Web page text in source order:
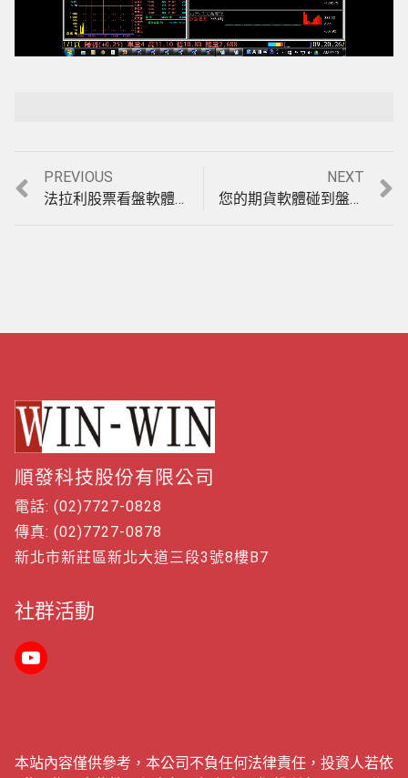
Loaded:
7.89%
Playback RateUnmute
文
PREVIOUS
Previous
post:
法拉利股票看盤軟體，台指期波段決策指標【富豪期指】，至6月16日近2個月操作績效，實例印證教學影音教學。(1040616)
NEXT
post:
您的期貨軟體碰到盤整盤就掛了嗎? 台灣唯一盤整盤&趨勢盤均可獲利的台指期當沖分析看盤軟體，模擬盤中操作實例印證影音教學。(1040714)
順發科技股份有限公司
電話: (02)7727-0828
傳真: (02)7727-0878
新北市新莊區新北大道三段3號8樓B7
社群活動
本站內容僅供參考，本公司不負任何法律責任，投資人若依